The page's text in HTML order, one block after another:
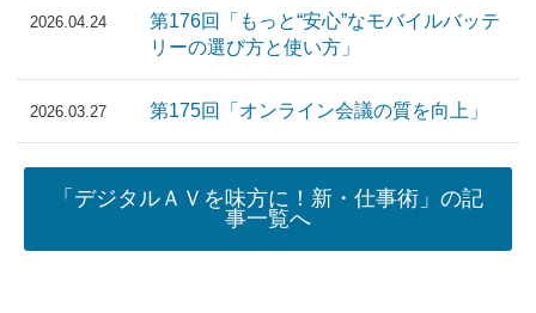
2026.04.24
第176回「もっと“安心”なモバイルバッテ
リーの選び方と使い方」
2026.03.27 第175回「オンライン会議の質を向上」
「デジタルＡＶを味方に！新・仕事術」の記
事一覧へ